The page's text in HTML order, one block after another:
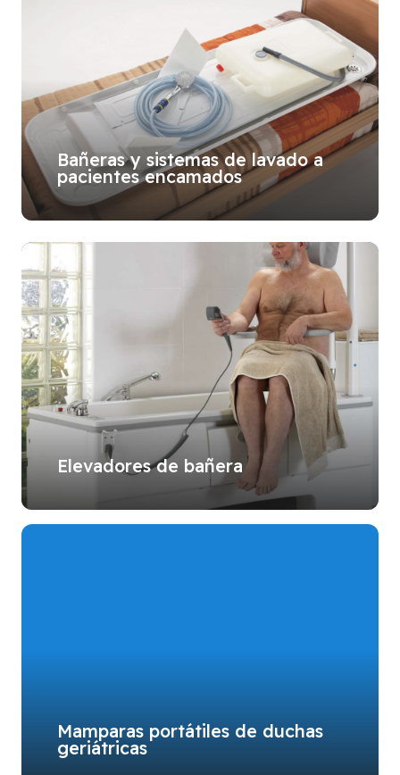
Bañeras y sistemas de lavado a
pacientes encamados
Elevadores de bañera
Mamparas portátiles de duchas
geriátricas